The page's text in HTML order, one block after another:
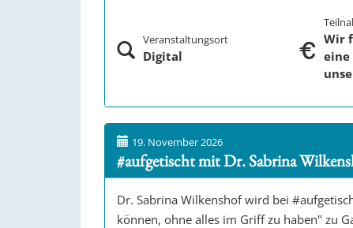
Veranstaltungsort
Digital
Wir
eine
19. November 2026
#aufgetischt mit Dr. Sabrina
Dr. Sabrina Wilkenshof wird bei
können, ohne alles im Griff zu haben" zu